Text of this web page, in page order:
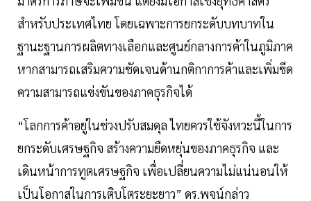
สำหรับประเทศไทย โดยเฉพาะการยกระดับบทบาทใน
ฐานะฐานการผลิตทางเลือกและศูนย์กลางการค้าในภูมิภาค
หากสามารถเสริมความชัดเจนด้านกติกาการค้าและเพิ่มขีด
ความสามารถแข่งขันของภาคธุรกิจได้
“โลกการค้าอยู่ในช่วงปรับสมดุล ไทยควรใช้จังหวะนี้ในการ
ยกระดับเศรษฐกิจ สร้างความยืดหยุ่นของภาคธุรกิจ และ
เดินหน้าการทูตเศรษฐกิจ เพื่อเปลี่ยนความไม่แน่นอนให้
เป็นโอกาสในการเติบโตระยะยาว” ดร.พจน์กล่าว